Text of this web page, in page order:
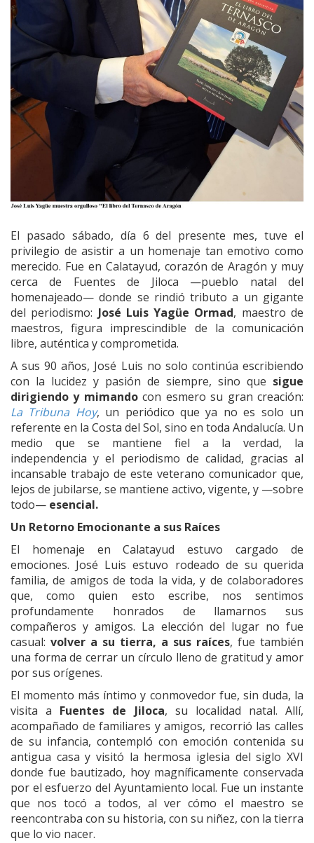
El pasado sábado, día 6 del presente mes, tuve el
privilegio de asistir a un homenaje tan emotivo como
merecido. Fue en Calatayud, corazón de Aragón y muy
cerca de Fuentes de Jiloca —pueblo natal del
homenajeado— donde se rindió tributo a un gigante
del periodismo: José Luis Yagüe Ormad, maestro de
maestros, figura imprescindible de la comunicación
libre, auténtica y comprometida.
A sus 90 años, José Luis no solo continúa escribiendo
con la lucidez y pasión de siempre, sino que sigue
dirigiendo y mimandocon esmero su gran creación:
La Tribuna Hoy, un periódico que ya no es solo un
referente en la Costa del Sol, sino en toda Andalucía. Un
medio que se mantiene fiel a la verdad, la
independencia y el periodismo de calidad, gracias al
incansable trabajo de este veterano comunicador que,
lejos de jubilarse, se mantiene activo, vigente, y —sobre
todo— esencial.
Un Retorno Emocionante a sus Raíces
El homenaje en Calatayud estuvo cargado de
emociones. José Luis estuvo rodeado de su querida
familia, de amigos de toda la vida, y de colaboradores
que, como quien esto escribe, nos sentimos
profundamente honrados de llamarnos sus
compañeros y amigos. La elección del lugar no fue
casual: volver a su tierra, a sus raíces, fue también
una forma de cerrar un círculo lleno de gratitud y amor
por sus orígenes.
El momento más íntimo y conmovedor fue, sin duda, la
visita a Fuentes de Jiloca, su localidad natal. Allí,
acompañado de familiares y amigos, recorrió las calles
de su infancia, contempló con emoción contenida su
antigua casa y visitó la hermosa iglesia del siglo XVI
donde fue bautizado, hoy magníficamente conservada
por el esfuerzo del Ayuntamiento local. Fue un instante
que nos tocó a todos, al ver cómo el maestro se
reencontraba con su historia, con su niñez, con la tierra
que lo vio nacer.